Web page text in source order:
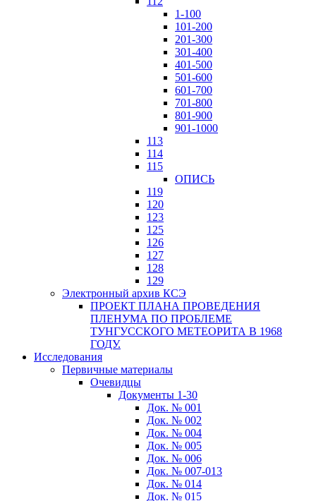
1-100
101-200
201-300
301-400
401-500
501-600
601-700
701-800
801-900
901-1000
113
114
115
ОПИСЬ
119
120
123
125
126
127
128
129
Электронный архив КСЭ
ПРОЕКТ ПЛАНА ПРОВЕДЕНИЯ
ПЛЕНУМА ПО ПРОБЛЕМЕ
ТУНГУССКОГО МЕТЕОРИТА В 1968
ГОДУ.
Исследования
Первичные материалы
Очевидцы
Документы 1-30
Док. № 001
Док. № 002
Док. № 004
Док. № 005
Док. № 006
Док. № 007-013
Док. № 014
Док. № 015